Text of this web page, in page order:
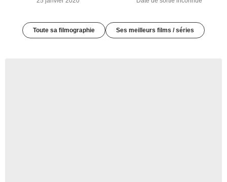
Toute sa filmographie Ses meilleurs films / séries